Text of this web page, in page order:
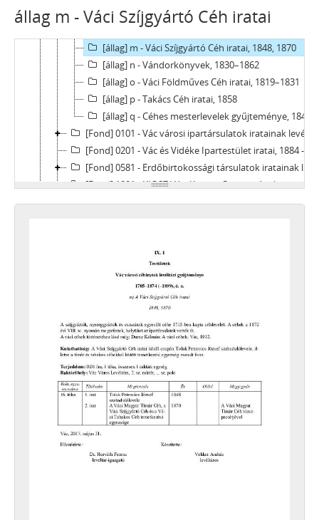
állag m - Váci Szíjgyártó Céh iratai
[állag] k - Váci Német Szabó Céh iratai, 1738 - 1878
[állag] l - Váci Német Varga Céh iratai, 1728-1899
[állag] m - Váci Szíjgyártó Céh iratai, 1848, 1870
[állag] n - Vándorkönyvek, 1830–1862
[állag] o - Váci Földműves Céh iratai, 1819–1831
[állag] p - Takács Céh iratai, 1858
[állag] q - Céhes mesterlevelek gyűjteménye, 1846
[Fond] 0101 - Vác városi ipartársulatok iratainak levéltári gyűjteménye, 1872–1893
[Fond] 0201 - Vác és Vidéke Ipartestület iratai, 1884 - 1950
[Fond] 0581 - Erdőbirtokossági társulatok iratainak levéltári gyűjteménye, 1943–1964
[Fond] 1001 - KIOSZ Váci Körzeti Csoportjának iratai, 1950–1970
[fondfőcsoport] X - EGYESÜLETEK, (TÖMEG)SZERVEZETEK, PÁRTOK, 1821–2002
[fondfőcsoport] XIII - CSALÁDOK, 1821–2007
[fondfőcsoport] XIV - SZEMÉLYEK, 1800–2016
[fondfőcsoport] XV - GYŰJTEMÉNYEK, 1074–2016
[fondfőcsoport] XVI - A NÉPKÖZTÁRSASÁG ÉS A TANÁCSKÖZTÁRSASÁG FORRADALMI SZERVEI, 1919
[fondfőcsoport] XVII - NÉPHATALMI ÉS KÜLÖNLEGES FELADATOKRA LÉTREJÖTT BIZOTTSÁGOK, 1945–1990
[fondfőcsoport] XXIII - TANÁCSOK, 1945–1990
[fondfőcsoport] XXIV - AZ ÁLLAMIGAZGATÁS TERÜLETI SZERVEI, 1952–1991
[fondfőcsoport] XXIX - GAZDASÁGI SZERVEK, 1946–2010
[fondfőcsoport] XXX - SZÖVETKEZETEK, 1949–2015
[fondfőcsoport] XXXVII - MEGYEI JOGÚ VÁROSI, VÁROSI ÉS KÖZSÉGI ÖNKORMÁNYZATOK, 1989–2014